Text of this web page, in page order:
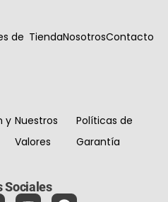
de TiendaNosotrosContacto
y Nuestros
Valores
Políticas de
Garantía
Sociales